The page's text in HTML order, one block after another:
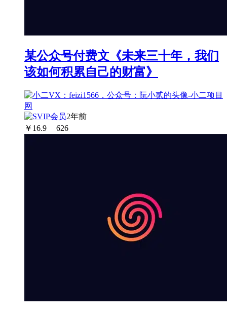
某公众号付费文《未来三十年，我们
该如何积累自己的财富》
2年前
￥ 16.9 626